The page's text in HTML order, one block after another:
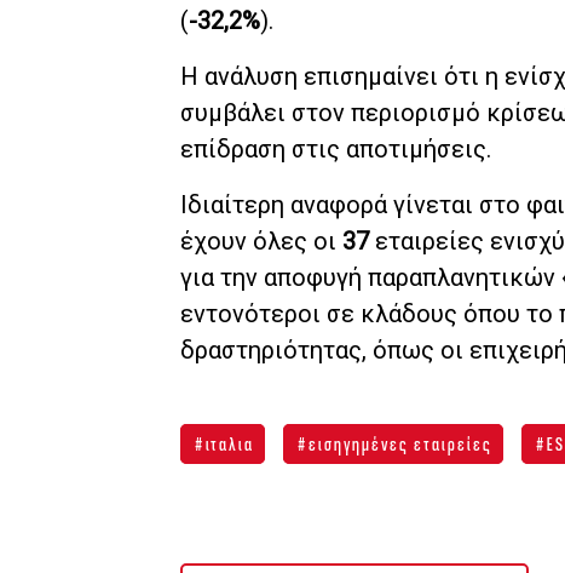
(-32,2%).
Η ανάλυση επισημαίνει ότι η
συμβάλει στον περιορισμό
επίδραση στις αποτιμήσεις.
Ιδιαίτερη αναφορά γίνεται στο
έχουν όλες οι 37εταιρείες
για την αποφυγή παραπλανητικών
εντονότεροι σε κλάδους όπου το
δραστηριότητας, όπως οι
ιταλια εισηγημένες εταιρείες